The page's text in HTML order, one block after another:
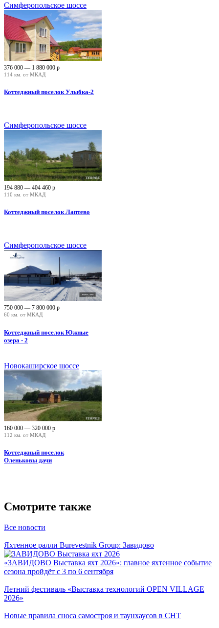
Симферопольское шоссе
376 000 — 1 880 000 р
114 км. от МКАД
Коттеджный поселок Улыбка-2
Симферопольское шоссе
194 880 — 404 460 р
110 км. от МКАД
Коттеджный поселок Лаптево
Симферопольское шоссе
750 000 — 7 800 000 р
60 км. от МКАД
Коттеджный поселок Южные
озера - 2
Новокаширское шоссе
160 000 — 320 000 р
112 км. от МКАД
Коттеджный поселок
Оленьковы дачи
Смотрите также
Все новости
Яхтенное ралли Burevestnik Group: Завидово
«ЗАВИДОВО Выставка яхт 2026»: главное яхтенное событие
сезона пройдёт с 3 по 6 сентября
Летний фестиваль «Выставка технологий OPEN VILLAGE
2026»
Новые правила сноса самостроя и таунхаусов в СНТ